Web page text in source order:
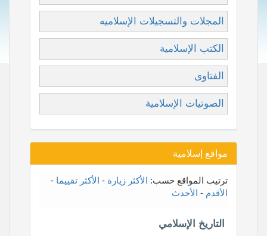
المجلات والتسجيلات الإسلاميه
الكتب الإسلامية
الصوتيات الإسلامية
مواقع إسلامية
ترتيب المواقع حسب: الأكثر زيارة- الأكثر تقييما-
-الأحدث
التاريخ الإسلامي